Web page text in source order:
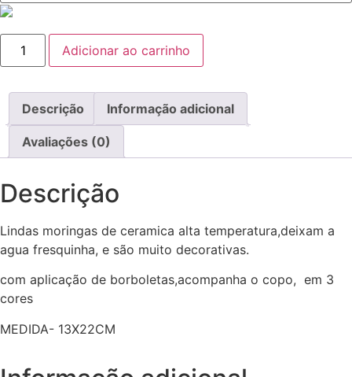
Adicionar ao carrinho
Descrição Informação adicional
Avaliações (0)
Descrição
Lindas moringas de ceramica alta temperatura,deixam a
agua fresquinha, e são muito decorativas.
com aplicação de borboletas,acompanha o copo, em 3
cores
MEDIDA- 13X22CM